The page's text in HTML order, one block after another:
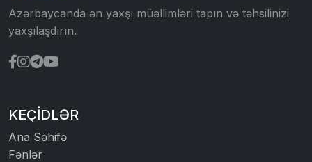
Azərbaycanda ən yaxşı müəllimləri tapın və təhsilinizi
yaxşılaşdırın.
KEÇIDLƏR
Ana Səhifə
Fənlər